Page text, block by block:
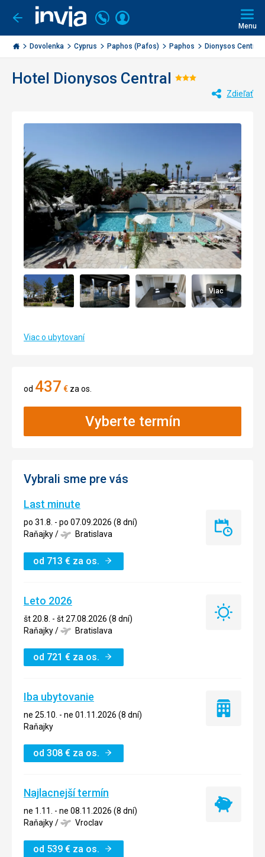
Ísť
späť
Invia.sk
Volajte
+421
2
3221
Prihlásiť
Menu
Dovolenka Cyprus Paphos (Pafos) Paphos Dionysos Central
Hotel Dionysos Central Hodnotenie:
Zdieľať
Viac
Viac o ubytovaní
od 437 € za os.
Vyberte termín
Vybrali sme pre vás
Last minute
po 31.8. - po 07.09.2026 (8 dní)
Raňajky/ Bratislava
od 713 € za os.
Last
Leto 2026
št 20.8. - št 27.08.2026 (8 dní)
Raňajky/ Bratislava
od 721 € za os.
Leto
Iba ubytovanie
ne 25.10. - ne 01.11.2026 (8 dní)
Raňajky
od 308 € za os.
Iba
Najlacnejší termín
ne 1.11. - ne 08.11.2026 (8 dní)
Raňajky/ Vroclav
od 539 € za os.
Najlacnejší